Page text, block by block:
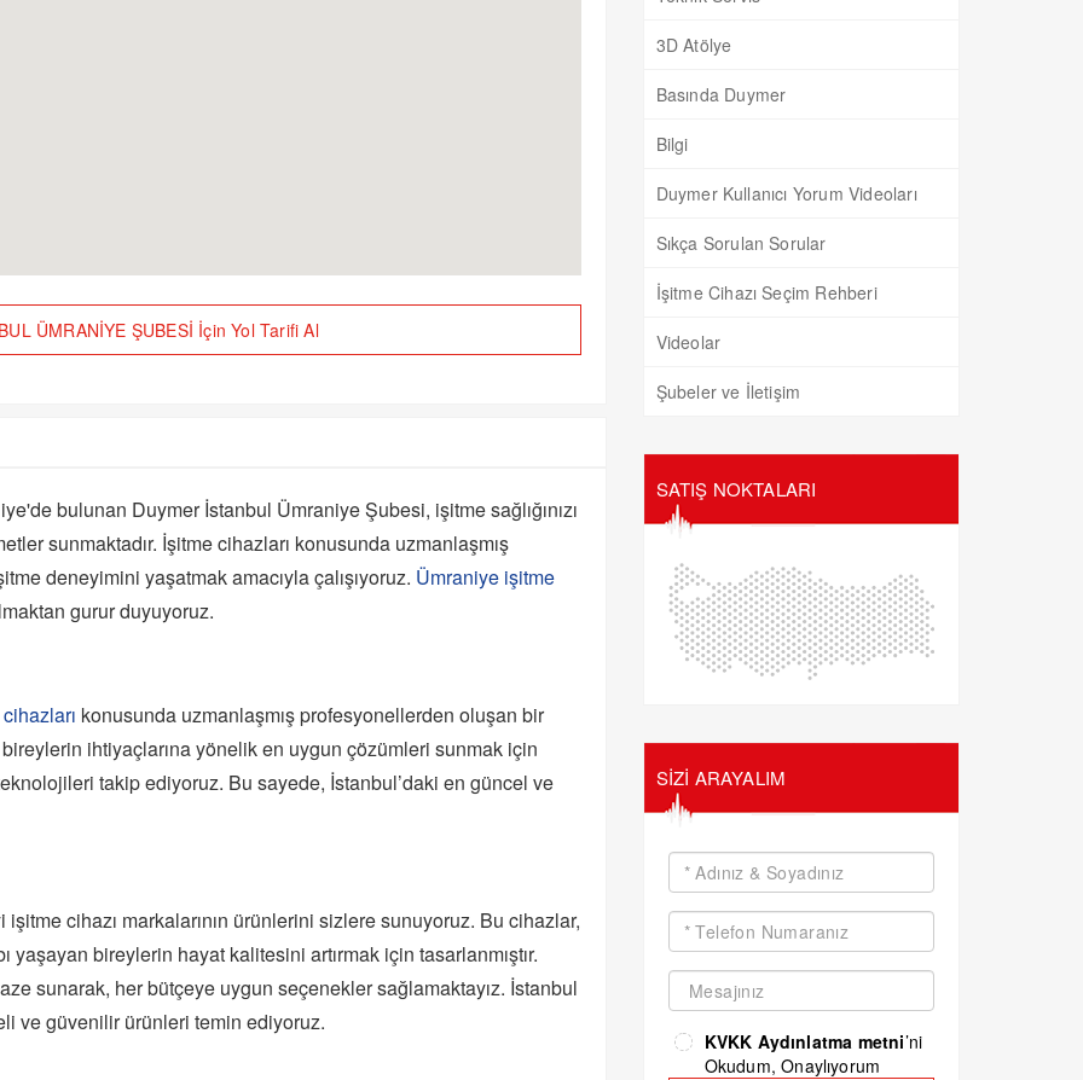
ÜMRANİYE ŞUBESİ İçin Yol Tarifi Al
bulunan Duymer İstanbul Ümraniye Şubesi, işitme sağlığınızı
sunmaktadır. İşitme cihazları konusunda uzmanlaşmış
deneyimini yaşatmak amacıyla çalışıyoruz. Ümraniye işitme
gurur duyuyoruz.
konusunda uzmanlaşmış profesyonellerden oluşan bir
ihtiyaçlarına yönelik en uygun çözümleri sunmak için
takip ediyoruz. Bu sayede, İstanbul’daki en güncel ve
cihazı markalarının ürünlerini sizlere sunuyoruz. Bu cihazlar,
bireylerin hayat kalitesini artırmak için tasarlanmıştır.
sunarak, her bütçeye uygun seçenekler sağlamaktayız. İstanbul
ve güvenilir ürünleri temin ediyoruz.
3D Atölye
Basında Duymer
Bilgi
Duymer Kullanıcı Yorum Videoları
Sıkça Sorulan Sorular
İşitme Cihazı Seçim Rehberi
Videolar
Şubeler ve İletişim
SATIŞ NOKTALARI
SİZİ ARAYALIM
KVKK Aydınlatma metni’ni
Okudum, Onaylıyorum